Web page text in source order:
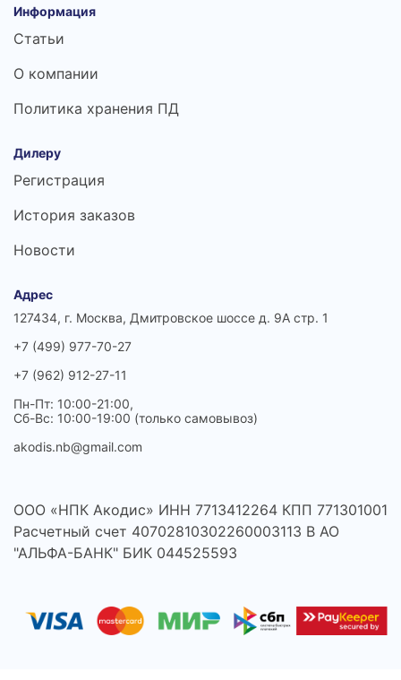
Информация
Статьи
О компании
Политика хранения ПД
Дилеру
Регистрация
История заказов
Новости
Адрес
127434, г. Москва, Дмитровское шоссе д. 9А стр. 1
+7 (499) 977-70-27
+7 (962) 912-27-11
Пн-Пт: 10:00-21:00,
Сб-Вс: 10:00-19:00 (только самовывоз)
akodis.nb@gmail.com
ООО «НПК Акодис» ИНН 7713412264 КПП 771301001
Расчетный счет 40702810302260003113 В АО
"АЛЬФА-БАНК" БИК 044525593